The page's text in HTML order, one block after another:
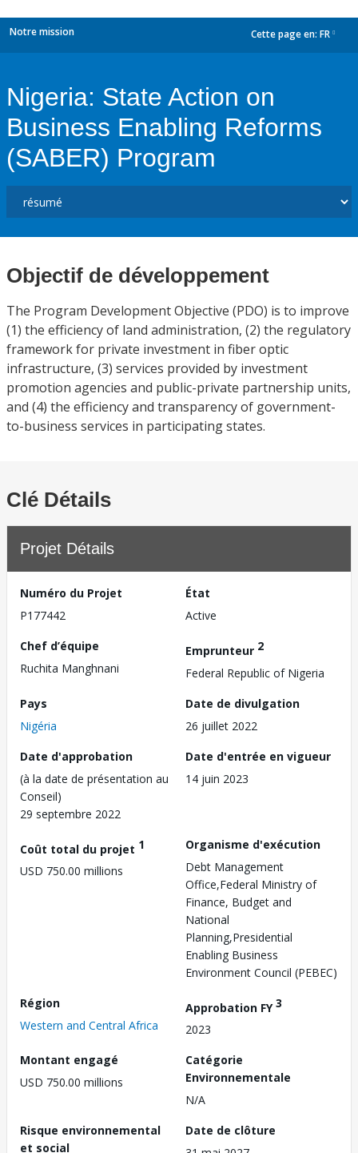
Notre mission Cette page en: FR
Nigeria: State Action on
Business Enabling Reforms
(SABER) Program
Objectif de développement
The Program Development Objective (PDO) is to improve
(1) the efficiency of land administration, (2) the regulatory
framework for private investment in fiber optic
infrastructure, (3) services provided by investment
promotion agencies and public-private partnership units,
and (4) the efficiency and transparency of government-
to-business services in participating states.
Clé Détails
Projet Détails
Numéro du Projet
P177442
État
Active
Chef d’équipe
Ruchita Manghnani
Emprunteur 2
Federal Republic of Nigeria
Pays
Nigéria
Date de divulgation
26 juillet 2022
Date d'approbation
(à la date de présentation au
Conseil)
29 septembre 2022
Date d'entrée en vigueur
14 juin 2023
Coût total du projet 1
USD 750.00 millions
Organisme d'exécution
Debt Management
Office,Federal Ministry of
Finance, Budget and
National
Planning,Presidential
Enabling Business
Environment Council (PEBEC)
Région
Western and Central Africa
Approbation FY3
2023
Montant engagé
USD 750.00 millions
Catégorie
Environnementale
N/A
Risque environnemental
et social
Date de clôture